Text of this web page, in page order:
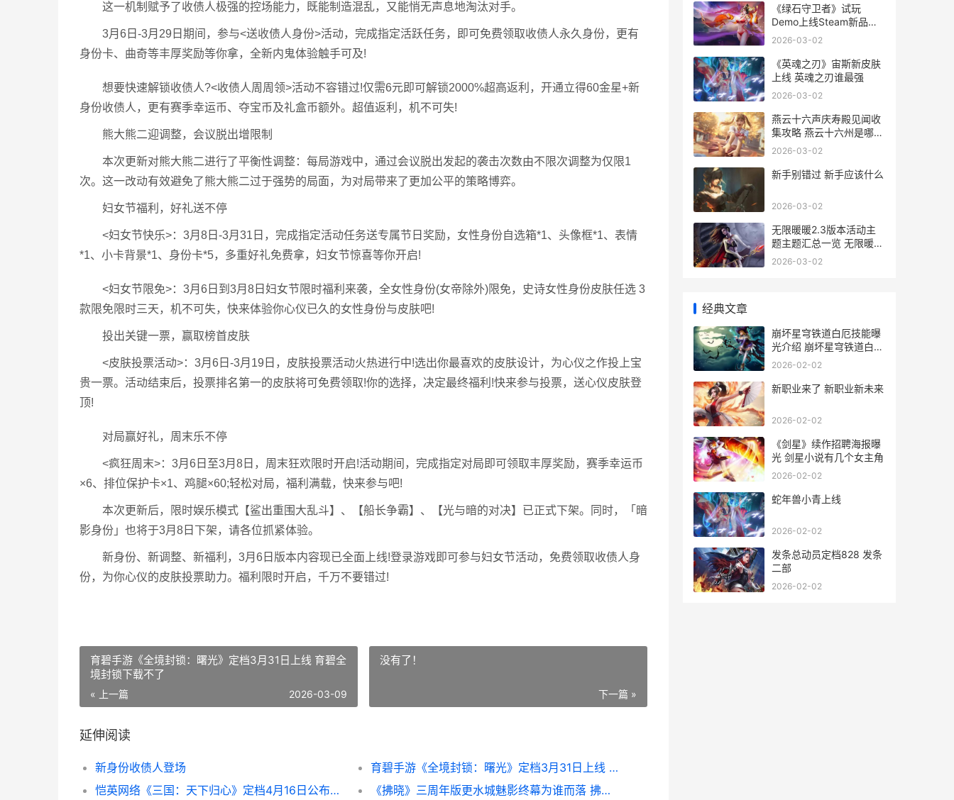
这一机制赋予了收债人极强的控场能力，既能制造混乱，又能悄无声息地淘汰对手。
3月6日-3月29日期间，参与<送收债人身份>活动，完成指定活跃任务，即可免费领取收债人永久身份，更有
身份卡、曲奇等丰厚奖励等你拿，全新内鬼体验触手可及!
想要快速解锁收债人?<收债人周周领>活动不容错过!仅需6元即可解锁2000%超高返利，开通立得60金星+新
身份收债人，更有赛季幸运币、夺宝币及礼盒币额外。超值返利，机不可失!
熊大熊二迎调整，会议脱出增限制
本次更新对熊大熊二进行了平衡性调整：每局游戏中，通过会议脱出发起的袭击次数由不限次调整为仅限1
次。这一改动有效避免了熊大熊二过于强势的局面，为对局带来了更加公平的策略博弈。
妇女节福利，好礼送不停
<妇女节快乐>：3月8日-3月31日，完成指定活动任务送专属节日奖励，女性身份自选箱*1、头像框*1、表情
*1、小卡背景*1、身份卡*5，多重好礼免费拿，妇女节惊喜等你开启!
<妇女节限免>：3月6日到3月8日妇女节限时福利来袭，全女性身份(女帝除外)限免，史诗女性身份皮肤任选 3
款限免限时三天，机不可失，快来体验你心仪已久的女性身份与皮肤吧!
投出关键一票，赢取榜首皮肤
<皮肤投票活动>：3月6日-3月19日，皮肤投票活动火热进行中!选出你最喜欢的皮肤设计，为心仪之作投上宝
贵一票。活动结束后，投票排名第一的皮肤将可免费领取!你的选择，决定最终福利!快来参与投票，送心仪皮肤登
顶!
对局赢好礼，周末乐不停
<疯狂周末>：3月6日至3月8日，周末狂欢限时开启!活动期间，完成指定对局即可领取丰厚奖励，赛季幸运币
×6、排位保护卡×1、鸡腿×60;轻松对局，福利满载，快来参与吧!
本次更新后，限时娱乐模式【鲨出重围大乱斗】、【船长争霸】、【光与暗的对决】已正式下架。同时，「暗
影身份」也将于3月8日下架，请各位抓紧体验。
新身份、新调整、新福利，3月6日版本内容现已全面上线!登录游戏即可参与妇女节活动，免费领取收债人身
份，为你心仪的皮肤投票助力。福利限时开启，千万不要错过!
育碧手游《全境封锁：曙光》定档3月31日上线 育碧全
境封锁下载不了
« 上一篇 2026-03-09
没有了！
下一篇 »
延伸阅读
新身份收债人登场
育碧手游《全境封锁：曙光》定档3月31日上线 育碧全境封锁下载不了
恺英网络《三国：天下归心》定档4月16日公布测试 凯哥讲三国
《拂晓》三周年版更水城魅影终幕为谁而落 拂晓gk
《绿石守卫者》试玩
Demo上线Steam新品节
生命之石守卫战即将最初
2026-03-02
《英魂之刃》宙斯新皮肤
上线 英魂之刃谁最强
2026-03-02
燕云十六声庆寿殿见闻收
集攻略 燕云十六州是哪个
朝代
2026-03-02
新手别错过 新手应该什么
2026-03-02
无限暖暖2.3版本活动主
题主题汇总一览 无限暖暖
2.3版本时间
2026-03-02
经典文章
崩坏星穹铁道白厄技能曝
光介绍 崩坏星穹铁道白露
的小脚丫
2026-02-02
新职业来了 新职业新未来
2026-02-02
《剑星》续作招聘海报曝
光 剑星小说有几个女主角
2026-02-02
蛇年兽小青上线
2026-02-02
发条总动员定档828 发条
二部
2026-02-02